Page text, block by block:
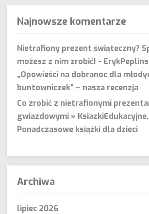
Najnowsze komentarze
Nietrafiony prezent świąteczny?
możesz z nim zrobić! -
„Opowieści na dobranoc dla
buntowniczek” – nasza recenzja
Co zrobić z nietrafionymi
gwiazdowymi »
Ponadczasowe książki dla dzieci
Archiwa
lipiec 2026